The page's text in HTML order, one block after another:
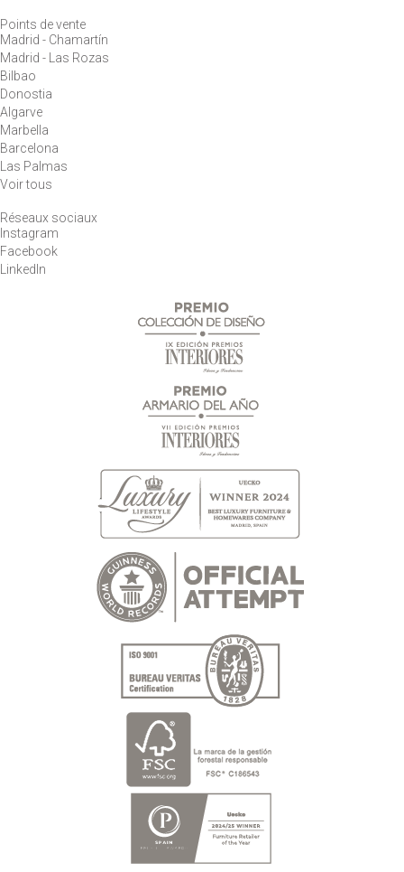
Points de vente
Madrid - Chamartín
Madrid - Las Rozas
Bilbao
Donostia
Algarve
Marbella
Barcelona
Las Palmas
Voir tous
Réseaux sociaux
Instagram
Facebook
LinkedIn